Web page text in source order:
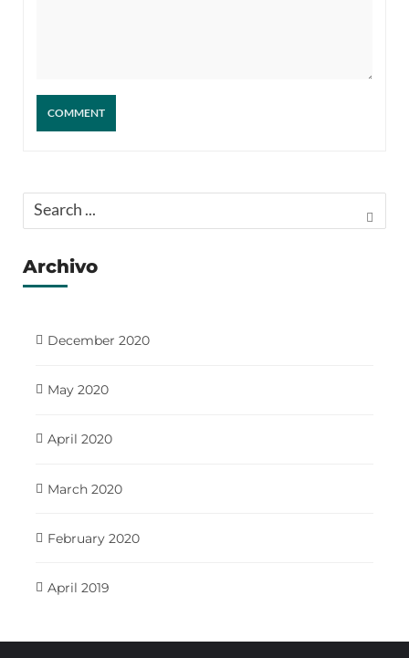
Archivo
December 2020
May 2020
April 2020
March 2020
February 2020
April 2019